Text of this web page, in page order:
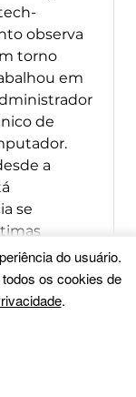
observa
torno
em
de
a
se
dedo usuário.
os cookies de
.